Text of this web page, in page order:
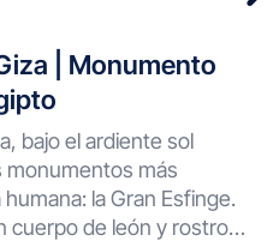
| Monumento
bajo el ardiente sol
monumentos más
la Gran Esfinge.
cuerpo de león y rostro